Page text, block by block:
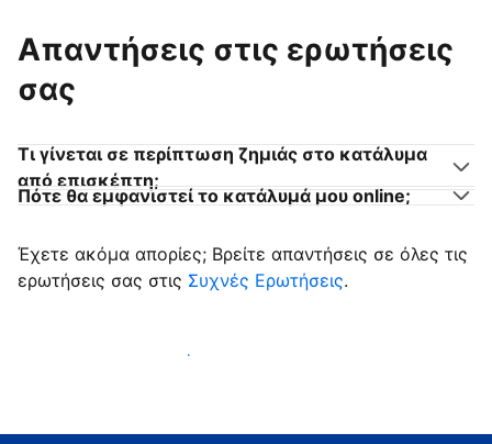
Απαντήσεις στις ερωτήσεις
σας
Τι γίνεται σε περίπτωση ζημιάς στο κατάλυμα
από επισκέπτη;
Πότε θα εμφανιστεί το κατάλυμά μου online;
Έχετε ακόμα απορίες; Βρείτε απαντήσεις σε όλες τις
ερωτήσεις σας στις Συχνές Ερωτήσεις.
Αρχίστε να υποδέχεστε επισκέπτες